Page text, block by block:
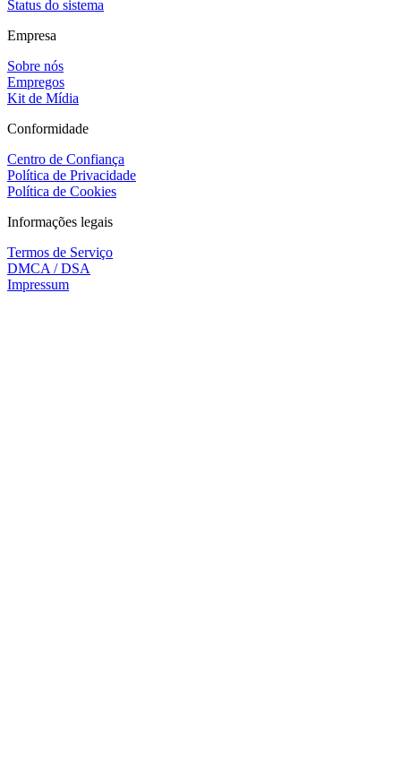
Status do sistema
Empresa
Sobre nós
Empregos
Kit de Mídia
Conformidade
Centro de Confiança
Política de Privacidade
Política de Cookies
Informações legais
Termos de Serviço
DMCA / DSA
Impressum